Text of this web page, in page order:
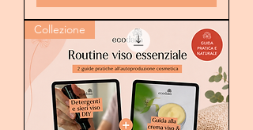
Collezione